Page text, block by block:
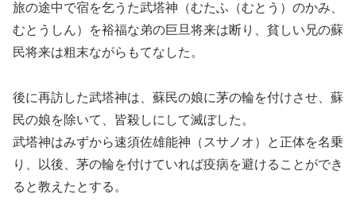
旅の途中で宿を乞うた武塔神（むたふ（むとう）のかみ、
むとうしん）を裕福な弟の巨旦将来は断り、貧しい兄の蘇
民将来は粗末ながらもてなした。
後に再訪した武塔神は、蘇民の娘に茅の輪を付けさせ、蘇
民の娘を除いて、皆殺しにして滅ぼした。
武塔神はみずから速須佐雄能神（スサノオ）と正体を名乗
り、以後、茅の輪を付けていれば疫病を避けることができ
ると教えたとする。